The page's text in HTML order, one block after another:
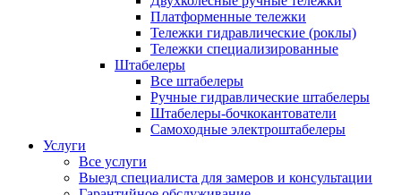
Платформенные тележки
Тележки гидравлические (роклы)
Тележки специализированные
Штабелеры
Все штабелеры
Ручные гидравлические штабелеры
Штабелеры-бочкокантователи
Самоходные электроштабелеры
Услуги
Все услуги
Выезд специалиста для замеров и консультации